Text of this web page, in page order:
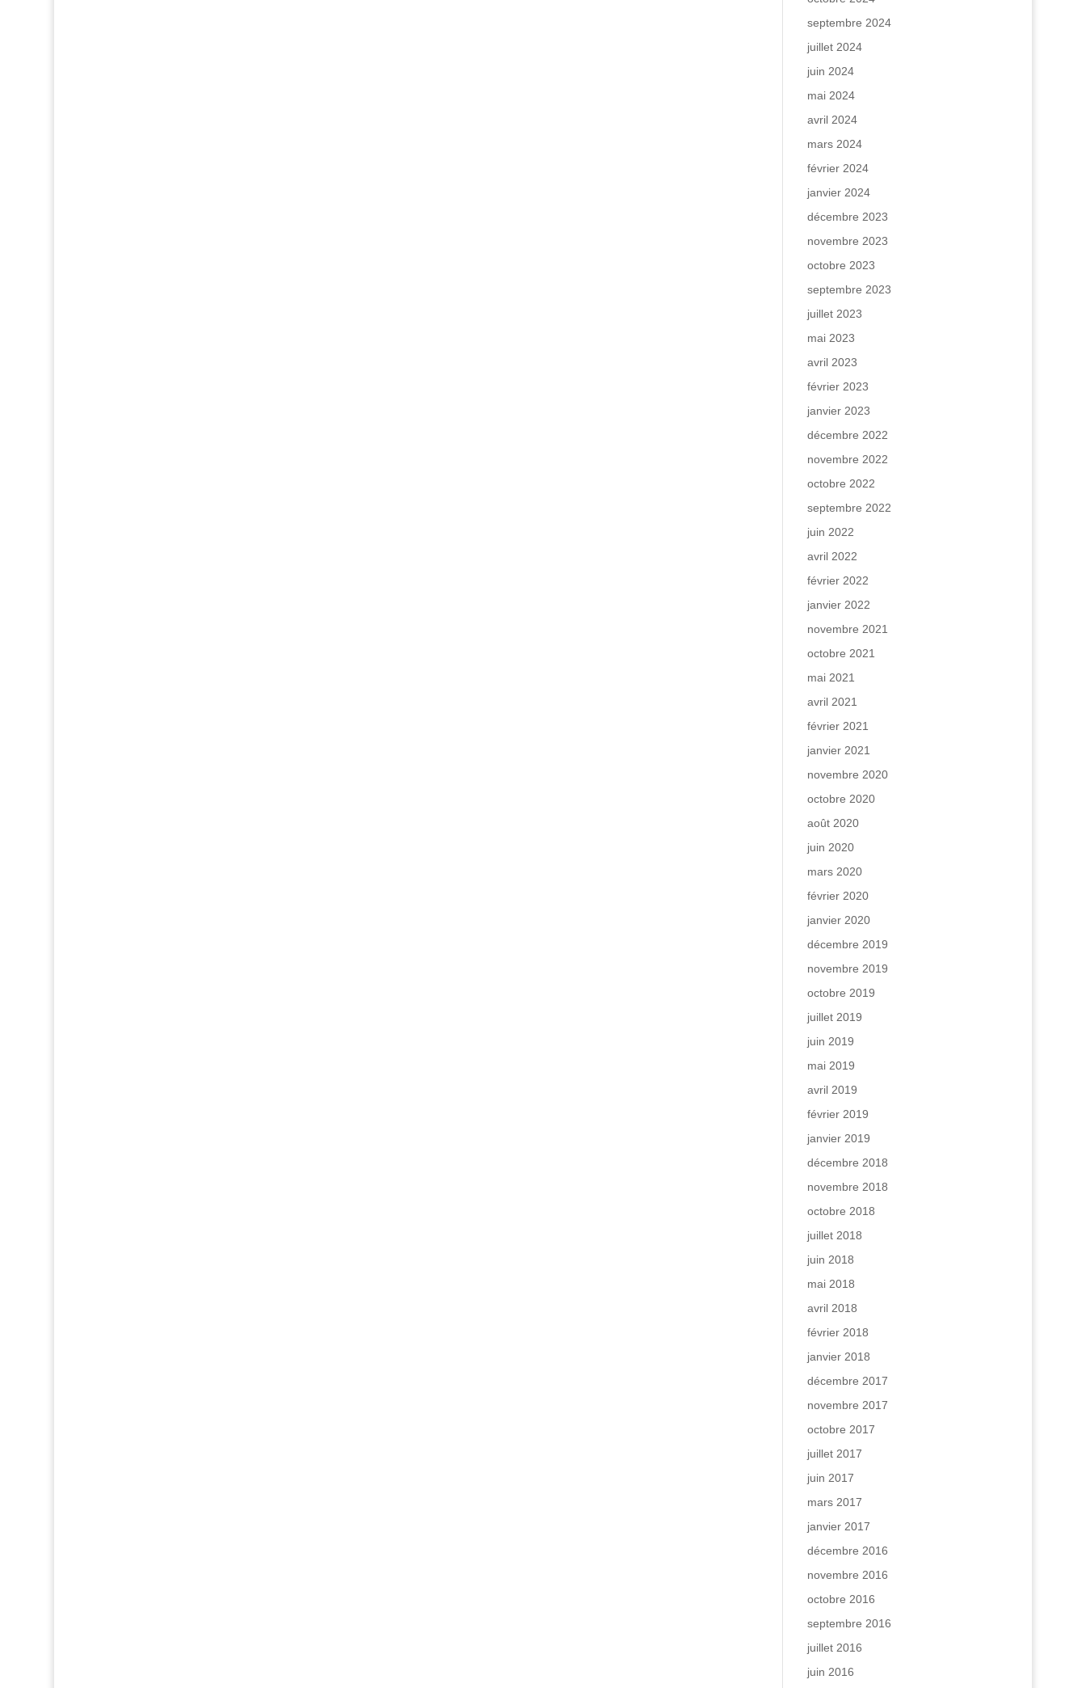
septembre 2024
juillet 2024
juin 2024
mai 2024
avril 2024
mars 2024
février 2024
janvier 2024
décembre 2023
novembre 2023
octobre 2023
septembre 2023
juillet 2023
mai 2023
avril 2023
février 2023
janvier 2023
décembre 2022
novembre 2022
octobre 2022
septembre 2022
juin 2022
avril 2022
février 2022
janvier 2022
novembre 2021
octobre 2021
mai 2021
avril 2021
février 2021
janvier 2021
novembre 2020
octobre 2020
août 2020
juin 2020
mars 2020
février 2020
janvier 2020
décembre 2019
novembre 2019
octobre 2019
juillet 2019
juin 2019
mai 2019
avril 2019
février 2019
janvier 2019
décembre 2018
novembre 2018
octobre 2018
juillet 2018
juin 2018
mai 2018
avril 2018
février 2018
janvier 2018
décembre 2017
novembre 2017
octobre 2017
juillet 2017
juin 2017
mars 2017
janvier 2017
décembre 2016
novembre 2016
octobre 2016
septembre 2016
juillet 2016
juin 2016